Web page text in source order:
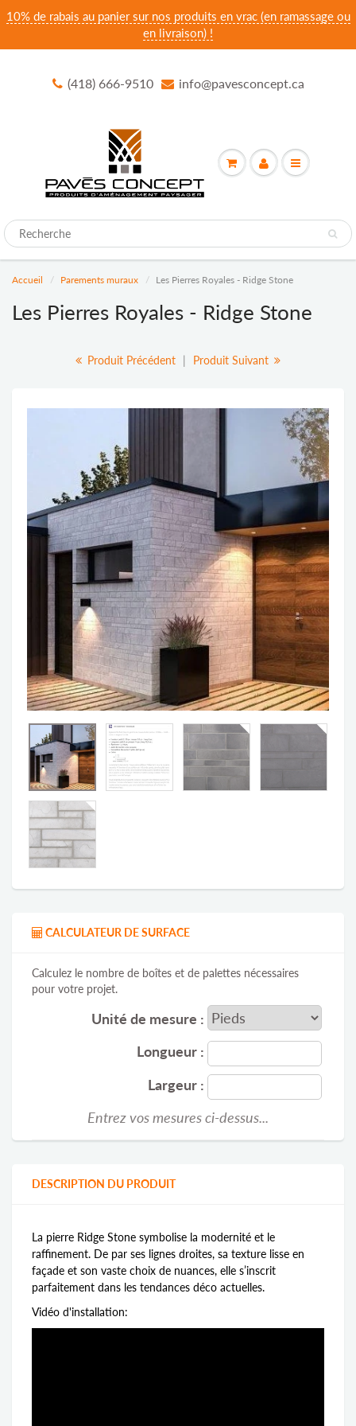
10% de rabais au panier sur nos produits en vrac (en ramassage ou
en livraison) !
(418) 666-9510 info@pavesconcept.ca
Accueil Parements muraux Les Pierres Royales - Ridge Stone
Les Pierres Royales - Ridge Stone
Produit Précédent | Produit Suivant
CALCULATEUR DE SURFACE
Calculez le nombre de boîtes et de palettes nécessaires
pour votre projet.
Unité de mesure :
Longueur :
Largeur :
Entrez vos mesures ci-dessus...
DESCRIPTION DU PRODUIT
La pierre Ridge Stone symbolise la modernité et le
raffinement. De par ses lignes droites, sa texture lisse en
façade et son vaste choix de nuances, elle s’inscrit
parfaitement dans les tendances déco actuelles.
Vidéo d'installation: